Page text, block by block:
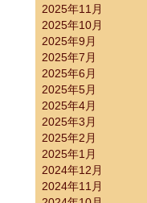
2025年11月
2025年10月
2025年9月
2025年7月
2025年6月
2025年5月
2025年4月
2025年3月
2025年2月
2025年1月
2024年12月
2024年11月